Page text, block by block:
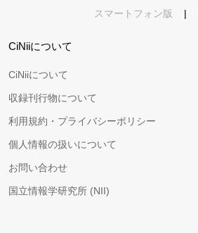
スマートフォン版 |
CiNiiについて
CiNiiについて
収録刊行物について
利用規約・プライバシーポリシー
個人情報の扱いについて
お問い合わせ
国立情報学研究所 (NII)